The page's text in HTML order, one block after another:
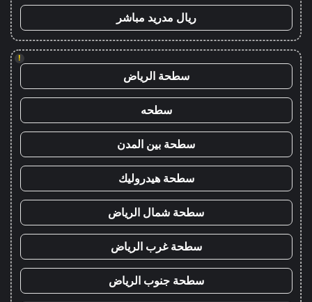
ريال مدريد مباشر
!
سطحة الرياض
سطحه
سطحة بين المدن
سطحة هيدروليك
سطحة شمال الرياض
سطحة غرب الرياض
سطحة جنوب الرياض